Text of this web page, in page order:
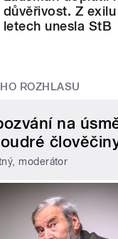
důvěřivost. Z
letech unesla StB
ROZHLASU
na
moderátor